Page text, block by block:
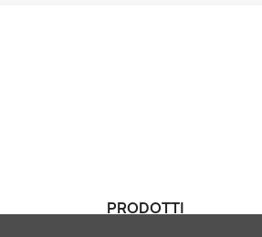
PRODOTTI